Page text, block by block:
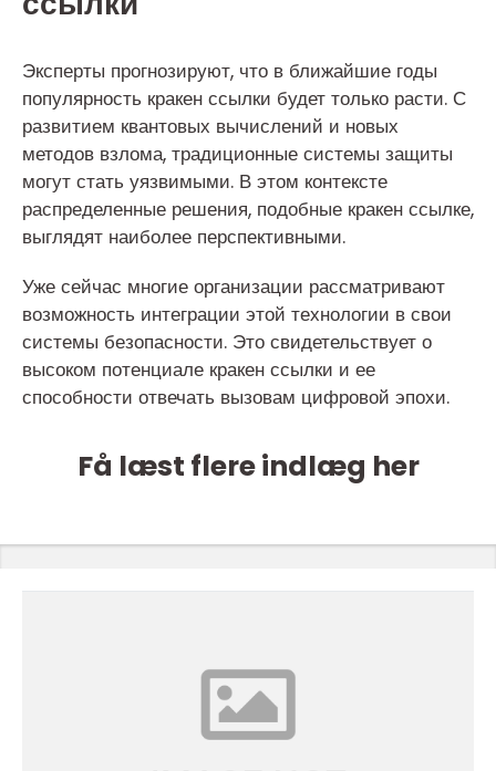
Эксперты прогнозируют, что в ближайшие годы
популярность кракен ссылки будет только расти. С
развитием квантовых вычислений и новых
методов взлома, традиционные системы защиты
могут стать уязвимыми. В этом контексте
распределенные решения, подобные кракен ссылке,
выглядят наиболее перспективными.
Уже сейчас многие организации рассматривают
возможность интеграции этой технологии в свои
системы безопасности. Это свидетельствует о
высоком потенциале кракен ссылки и ее
способности отвечать вызовам цифровой эпохи.
Få læst flere indlæg her